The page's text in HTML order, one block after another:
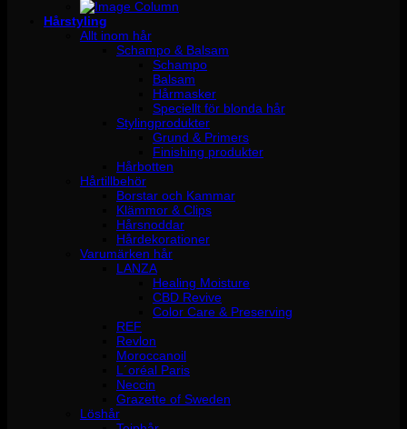
Hårstyling
Allt inom hår
Schampo & Balsam
Schampo
Balsam
Hårmasker
Speciellt för blonda hår
Stylingprodukter
Grund & Primers
Finishing produkter
Hårbotten
Hårtillbehör
Borstar och Kammar
Klämmor & Clips
Hårsnoddar
Hårdekorationer
Varumärken hår
LANZA
Healing Moisture
CBD Revive
Color Care & Preserving
REF
Revlon
Moroccanoil
L´oréal Paris
Neccin
Grazette of Sweden
Löshår